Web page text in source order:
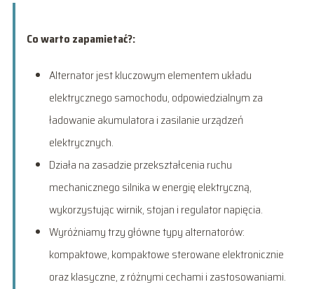
Co warto zapamietać?:
Alternator jest kluczowym elementem układu
elektrycznego samochodu, odpowiedzialnym za
ładowanie akumulatora i zasilanie urządzeń
elektrycznych.
Działa na zasadzie przekształcenia ruchu
mechanicznego silnika w energię elektryczną,
wykorzystując wirnik, stojan i regulator napięcia.
Wyróżniamy trzy główne typy alternatorów:
kompaktowe, kompaktowe sterowane elektronicznie
oraz klasyczne, z różnymi cechami i zastosowaniami.